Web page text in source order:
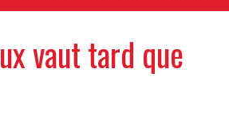
vaut tard que